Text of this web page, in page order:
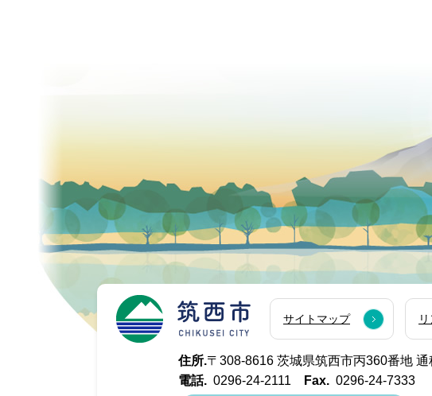
サイトマップ
住所.〒308-8616 茨城県筑西市丙360番地 通
電話. 0296-24-2111 Fax. 0296-24-7333